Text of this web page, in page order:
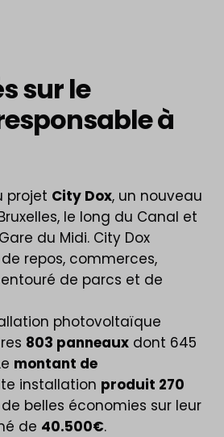
sur le
à
projet City Dox, un nouveau
le long du Canal et
du Midi. City Dox
repos, commerces,
de parcs et de
photovoltaïque
803 panneaux dont 645
montant de
installation produit 270
belles économies sur leur
de 40.500€.